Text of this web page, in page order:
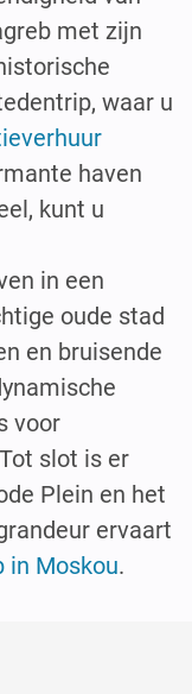
met zijn
waar u
haven
kunt u
in een
oude stad
en bruisende
voor
slot is er
Plein en het
ervaart
in Moskou.